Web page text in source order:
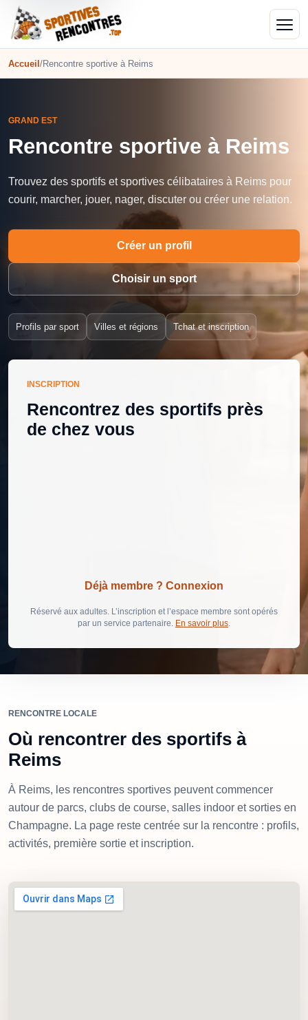
Accueil/Rencontre sportive à Reims
GRAND EST
Rencontre sportive à Reims
Trouvez des sportifs et sportives célibataires à Reims pour
courir, marcher, jouer, nager, discuter ou créer une relation.
Créer un profil
Choisir un sport
Profils par sport Villes et régions Tchat et inscription
INSCRIPTION
Rencontrez des sportifs près
de chez vous
Déjà membre ? Connexion
Réservé aux adultes. L’inscription et l’espace membre sont opérés
par un service partenaire. En savoir plus.
RENCONTRE LOCALE
Où rencontrer des sportifs à
Reims
À Reims, les rencontres sportives peuvent commencer
autour de parcs, clubs de course, salles indoor et sorties en
Champagne. La page reste centrée sur la rencontre : profils,
activités, première sortie et inscription.